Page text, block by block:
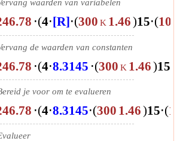
waarden van variabelen
⋅(4⋅[R]⋅(300 K 1.46)15⋅(
de waarden van constanten
⋅(4⋅8.3145 ⋅(300 K 1.46)15
je voor om te evalueren
⋅(4⋅8.3145⋅(300 1.46)15⋅(